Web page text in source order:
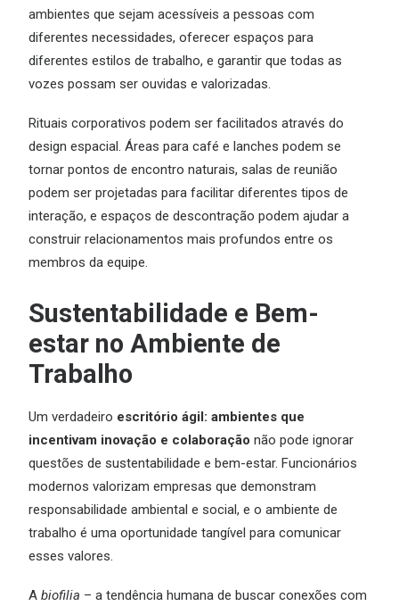
ambientes que sejam acessíveis a pessoas com
diferentes necessidades, oferecer espaços para
diferentes estilos de trabalho, e garantir que todas as
vozes possam ser ouvidas e valorizadas.
Rituais corporativos podem ser facilitados através do
design espacial. Áreas para café e lanches podem se
tornar pontos de encontro naturais, salas de reunião
podem ser projetadas para facilitar diferentes tipos de
interação, e espaços de descontração podem ajudar a
construir relacionamentos mais profundos entre os
membros da equipe.
Sustentabilidade e Bem-
estar no Ambiente de
Trabalho
Um verdadeiro escritório ágil: ambientes que
incentivam inovação e colaboração não pode ignorar
questões de sustentabilidade e bem-estar. Funcionários
modernos valorizam empresas que demonstram
responsabilidade ambiental e social, e o ambiente de
trabalho é uma oportunidade tangível para comunicar
esses valores.
A biofilia – a tendência humana de buscar conexões com